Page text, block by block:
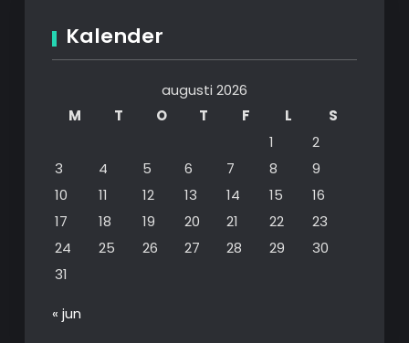
Kalender
augusti 2026
M
T O T F L
S
1
2
3
4 5 6 7 8
9
10
11 12 13 14 15
16
17
18 19 20 21 22
23
24
25 26 27 28 29
30
31
« jun